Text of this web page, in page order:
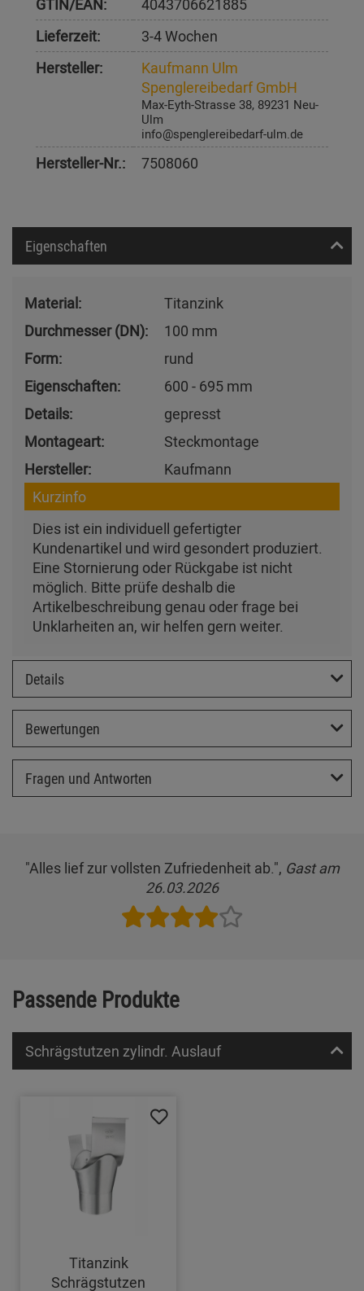
GTIN/EAN:
4043706621885
Lieferzeit:
3-4 Wochen
Hersteller:
Kaufmann Ulm
Spenglereibedarf GmbH
Max-Eyth-Strasse 38, 89231 Neu-
Ulm
info@spenglereibedarf-ulm.de
Hersteller-Nr.: 7508060
Eigenschaften
Material:
Titanzink
Durchmesser (DN):
100 mm
Form:
rund
Eigenschaften:
600 - 695 mm
Details:
gepresst
Montageart:
Steckmontage
Hersteller:
Kaufmann
Kurzinfo
Dies ist ein individuell gefertigter
Kundenartikel und wird gesondert produziert.
Eine Stornierung oder Rückgabe ist nicht
möglich. Bitte prüfe deshalb die
Artikelbeschreibung genau oder frage bei
Unklarheiten an, wir helfen gern weiter.
Details
Bewertungen
Fragen und Antworten
"Alles lief zur vollsten Zufriedenheit ab.", Gast am
26.03.2026
Passende Produkte
Schrägstutzen zylindr. Auslauf
Titanzink
Schrägstutzen